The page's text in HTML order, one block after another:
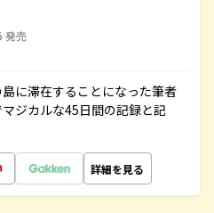
発売
に滞在することになった筆者
ジカルな45日間の記録と記
詳細を見る